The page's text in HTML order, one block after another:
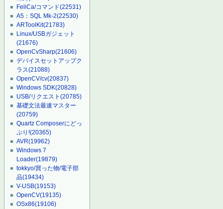
FeliCa/コマンド(22531)
A5：SQL Mk-2(22530)
ARToolKit(21783)
Linux/USBガジェット
(21676)
OpenCvSharp(21606)
デバイスセットアップク
ラス(21088)
OpenCV/cv(20837)
Windows SDK(20828)
USB/リクエスト(20785)
基礎文法最速マスター
(20759)
Quartz Composerにどっ
ぷり!(20365)
AVR(19962)
Windows 7
Loader(19879)
tokkyo/買った物/電子部
品(19434)
V-USB(19153)
OpenCV(19135)
OSx86(19106)